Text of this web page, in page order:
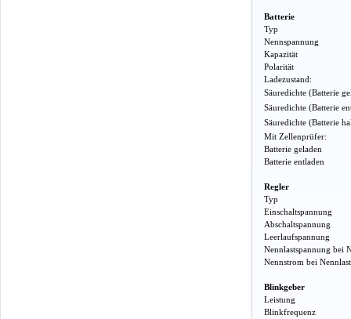
Batterie
Typ
Nennspannung
Kapazität
Polarität
Ladezustand:
Säuredichte (Batterie
Säuredichte (Batterie
Säuredichte (Batterie
Mit Zellenprüfer:
Batterie geladen
Batterie entladen
Regler
Typ
Einschaltspannung
Abschaltspannung
Leerlaufspannung
Nennlastspannung bei
Nennstrom bei
Blinkgeber
Leistung
Blinkfrequenz